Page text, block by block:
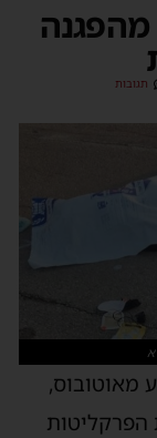
מהפגנה
תגובות
בחור ישיבה כבן 17 נפגע מאוטובוס,
הפרקליטות